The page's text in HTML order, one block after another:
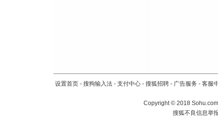
设置首页 - 搜狗输入法 - 支付中心 - 搜狐招聘 - 广告服务 - 客服
Copyright ©2018
搜狐不良信息举